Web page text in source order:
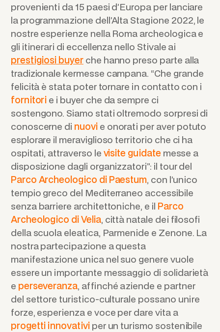
provenienti da 15 paesi d’Europa per lanciare
la programmazione dell’Alta Stagione 2022, le
nostre esperienze nella Roma archeologica e
gli itinerari di eccellenza nello Stivale ai
prestigiosi buyerche hanno preso parte alla
tradizionale kermesse campana. “Che grande
felicità è stata poter tornare in contatto con i
fornitori e i buyer che da sempre ci
sostengono. Siamo stati oltremodo sorpresi di
conoscerne di nuovie onorati per aver potuto
esplorare il meraviglioso territorio che ci ha
ospitati, attraverso le visite guidate messe a
disposizione dagli organizzatori”: il tour del
Parco Archeologico di Paestum, con l’unico
tempio greco del Mediterraneo accessibile
senza barriere architettoniche, e il Parco
Archeologico di Velia, città natale dei filosofi
della scuola eleatica, Parmenide e Zenone. La
nostra partecipazione a questa
manifestazione unica nel suo genere vuole
essere un importante messaggio di solidarietà
e perseveranza, affinché aziende e partner
del settore turistico-culturale possano unire
forze, esperienza e voce per dare vita a
progetti innovativiper un turismo sostenibile